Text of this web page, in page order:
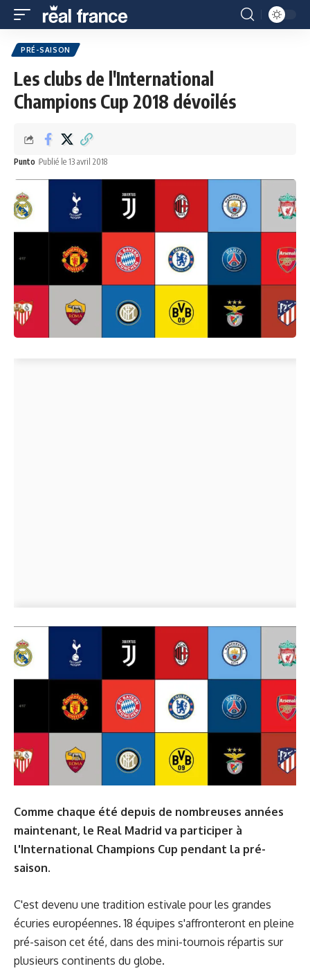
PRÉ-SAISON
Les clubs de l'International
Champions Cup 2018 dévoilés
Punto Publié le 13 avril 2018
Comme chaque été depuis de nombreuses années
maintenant, le Real Madrid va participer à
l'International Champions Cup pendant la pré-
saison.
C'est devenu une tradition estivale pour les grandes
écuries européennes. 18 équipes s'affronteront en pleine
pré-saison cet été, dans des mini-tournois répartis sur
plusieurs continents du globe.